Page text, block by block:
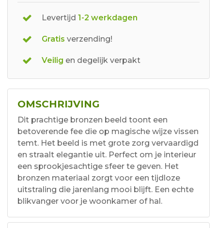
Levertijd 1-2 werkdagen
Gratis verzending!
Veilig en degelijk verpakt
OMSCHRIJVING
Dit prachtige bronzen beeld toont een
betoverende fee die op magische wijze vissen
temt. Het beeld is met grote zorg vervaardigd
en straalt elegantie uit. Perfect om je interieur
een sprookjesachtige sfeer te geven. Het
bronzen materiaal zorgt voor een tijdloze
uitstraling die jarenlang mooi blijft. Een echte
blikvanger voor je woonkamer of hal.